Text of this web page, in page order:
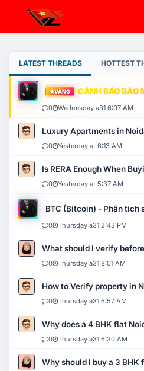
LATEST THREADS HOTTEST
VÀNG CẢNH BÁO BẢO
0 Wednesday a31 6:07 AM
Luxury Apartments in
0 Yesterday at 6:13 AM
Is RERA Enough When
0 Yesterday at 5:37 AM
BTC (Bitcoin) - Phân
0 Thursday a31 2:43 PM
What should I verify
0 Thursday a31 8:01 AM
How to Verify property in
0 Thursday a31 6:57 AM
Why does a 4 BHK flat
0 Thursday a31 6:30 AM
Why should I buy a 3 BHK